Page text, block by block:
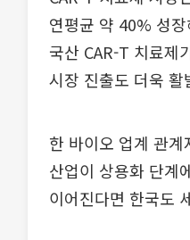
연평균 약 40% 성
국산 CAR-T 치료제
시장 진출도 더욱
한 바이오 업계 관
산업이 상용화 단계
이어진다면 한국도